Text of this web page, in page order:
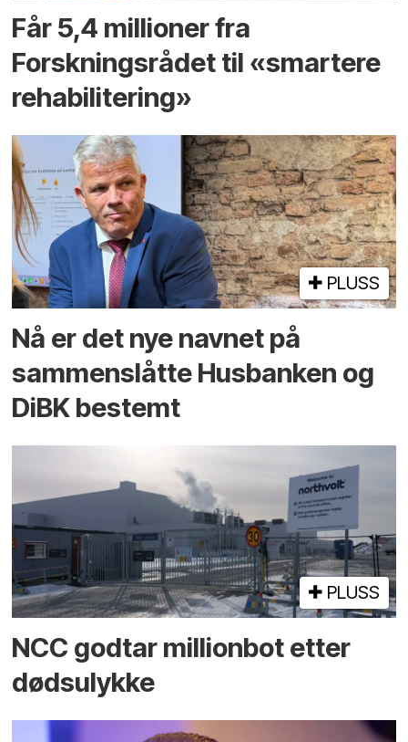
Får 5,4 millioner fra
Forskningsrådet til «smartere
rehabilitering»
PLUSS
Nå er det nye navnet på
sammenslåtte Husbanken og
DiBK bestemt
PLUSS
NCC godtar millionbot etter
dødsulykke